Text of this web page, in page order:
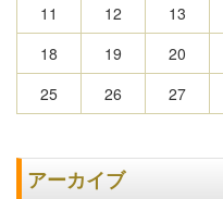
11
12 13
18
19 20
25
26 27
アーカイブ